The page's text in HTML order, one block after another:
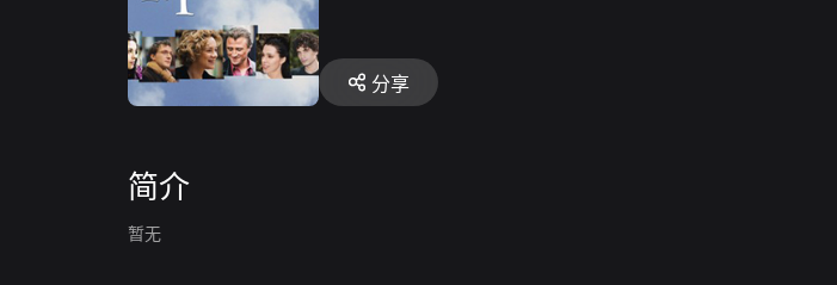
分享
简介
暂无